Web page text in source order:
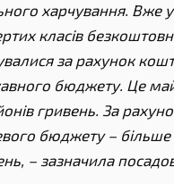
харчування. Вже
класів
за рахунок
бюджету. Це
гривень. За
бюджету –
– зазначила